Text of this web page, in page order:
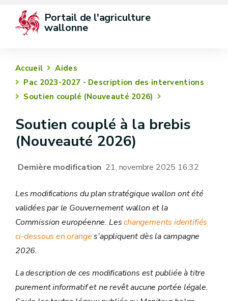
Portail de l'agriculture
wallonne
Accueil
Aides
Pac 2023-2027 - Description des interventions
Soutien couplé (Nouveauté 2026)
Soutien couplé à la brebis
(Nouveauté 2026)
Dernière modification 21, novembre 2025 16:32
Les modifications du plan stratégique wallon ont été
validées par le Gouvernement wallon et la
Commission européenne. Leschangements identifiés
ci-dessous en oranges’appliquent dès la campagne
2026.
La description de ces modifications est publiée à titre
purement informatif et ne revêt aucune portée légale.